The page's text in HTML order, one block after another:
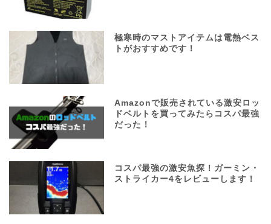
極寒時のマストアイテムは電熱ベス
トがおすすめです！
Amazonで販売されている激安ロッ
ドベルトを買ってみたらコスパ最強
だった！
コスパ最強の激安魚探！ガーミン・
ストライカー4をレビューします！